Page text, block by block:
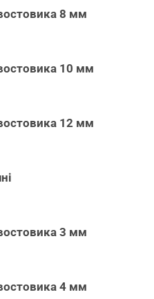
8 мм
10 мм
12 мм
3 мм
4 мм